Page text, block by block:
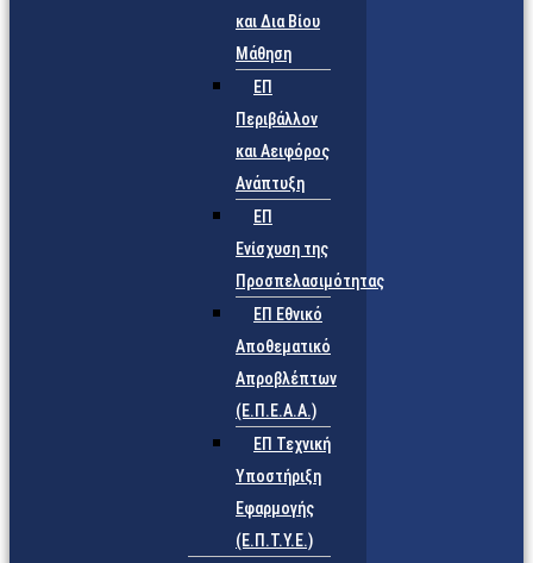
και Δια Βίου
Μάθηση
ΕΠ
Περιβάλλον
και Αειφόρος
Ανάπτυξη
ΕΠ
Ενίσχυση της
Προσπελασιμότητας
ΕΠ Εθνικό
Αποθεματικό
Απροβλέπτων
(Ε.Π.Ε.Α.Α.)
ΕΠ Τεχνική
Υποστήριξη
Εφαρμογής
(Ε.Π.Τ.Υ.Ε.)